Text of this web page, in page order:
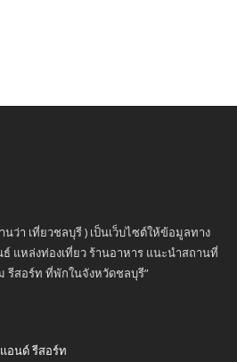
ว่า เที่ยวชลบุรี ) เป็นเว็บไซต์ให้ข้อมูลทาง
แหล่งท่องเที่ยว ร้านอาหาร แนะนำสถานที่
รีสอร์ท ที่พักในจังหวัดชลบุรี”
อนด์ รีสอร์ท